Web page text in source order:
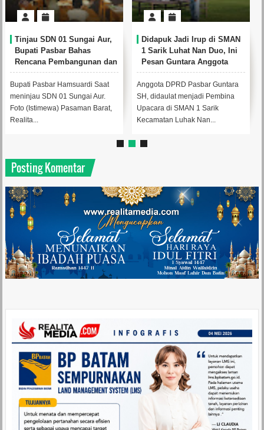
Tinjau SDN 01 Sungai Aur,
Bupati Pasbar Bahas
Rencana Pembangunan dan
Perbaikan
Bupati Pasbar Hamsuardi Saat
meninjau SDN 01 Sungai Aur.
Foto (Istimewa) Pasaman Barat,
Realita...
Didapuk Jadi Irup di SMAN
1 Sarik Luhat Nan Duo, Ini
Pesan Guntara Anggota
DPRD Pasbar
Anggota DPRD Pasbar Guntara
SH, didaulat menjadi Pembina
Upacara di SMAN 1 Sarik
Kecamatan Luhak Nan...
Posting Komentar